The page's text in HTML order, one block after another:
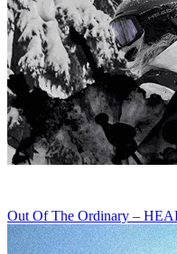
Out Of The Ordinary –